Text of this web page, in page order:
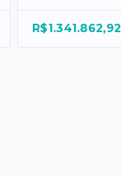
R$1.341.862,92